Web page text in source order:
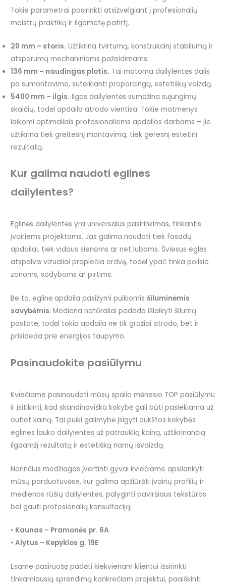
Tokie parametrai pasirinkti atsižvelgiant į profesionalių
meistrų praktiką ir ilgametę patirtį.
20 mm – storis. Užtikrina tvirtumą, konstrukcinį stabilumą ir
atsparumą mechaniniams pažeidimams.
136 mm – naudingas plotis. Tai matoma dailylentės dalis
po sumontavimo, suteikianti proporcingą, estetišką vaizdą.
5400 mm – ilgis. Ilgos dailylentės sumažina sujungimų
skaičių, todėl apdaila atrodo vientisa. Tokie matmenys
laikomi optimaliais profesionaliems apdailos darbams – jie
užtikrina tiek greitesnį montavimą, tiek geresnį estetinį
rezultatą.
Kur galima naudoti eglines
dailylentes?
Eglinės dailylentės yra universalus pasirinkimas, tinkantis
įvairiems projektams. Jas galima naudoti tiek fasadų
apdailai, tiek vidaus sienoms ar net luboms. Šviesus eglės
atspalvis vizualiai praplečia erdvę, todėl ypač tinka poilsio
zonoms, sodyboms ar pirtims.
Be to, eglinė apdaila pasižymi puikiomisšiluminėmis
savybėmis. Mediena natūraliai padeda išlaikyti šilumą
pastate, todėl tokia apdaila ne tik gražiai atrodo, bet ir
prisideda prie energijos taupymo.
Pasinaudokite pasiūlymu
Kviečiame pasinaudoti mūsų spalio mėnesio TOP pasiūlymu
ir įsitikinti, kad skandinaviška kokybė gali būti pasiekiama už
outlet kainą. Tai puiki galimybė įsigyti aukštos kokybės
eglines lauko dailylentes už patrauklią kainą, užtikrinančią
ilgaamžį rezultatą ir estetišką namų išvaizdą.
Norinčius medžiagas įvertinti gyvai kviečiame apsilankyti
mūsų parduotuvėse, kur galima apžiūrėti įvairių profilių ir
medienos rūšių dailylentes, palyginti paviršiaus tekstūras
bei gauti profesionalią konsultaciją:
• Kaunas – Pramonės pr. 6A
•Alytus – Kepyklos g. 19E
Esame pasiruošę padėti kiekvienam klientui išsirinkti
tinkamiausią sprendimą konkrečiam projektui, paaiškinti